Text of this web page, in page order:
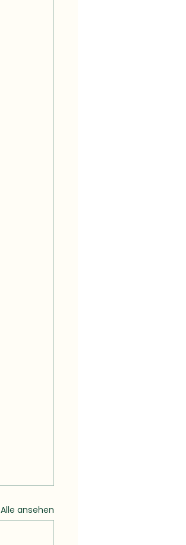
Alle ansehen